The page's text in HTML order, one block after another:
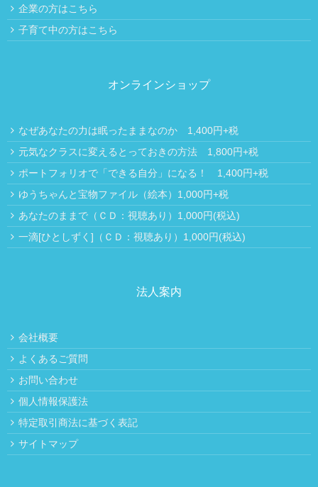
企業の方はこちら
子育て中の方はこちら
オンラインショップ
なぜあなたの力は眠ったままなのか 1,400円+税
元気なクラスに変えるとっておきの方法 1,800円+税
ポートフォリオで「できる自分」になる！ 1,400円+税
ゆうちゃんと宝物ファイル（絵本）1,000円+税
あなたのままで（ＣＤ：視聴あり）1,000円(税込)
一滴[ひとしずく]（ＣＤ：視聴あり）1,000円(税込)
法人案内
会社概要
よくあるご質問
お問い合わせ
個人情報保護法
特定取引商法に基づく表記
サイトマップ